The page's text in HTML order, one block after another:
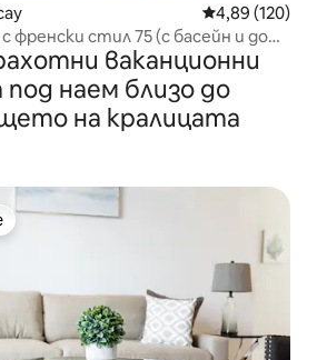
Средна
4,89 (120)
френски стил 75 (с басейн и до
ваканционни
наем близо до
на кралицата